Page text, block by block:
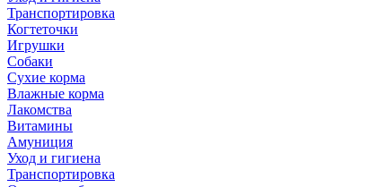
Транспортировка
Когтеточки
Игрушки
Собаки
Сухие корма
Влажные корма
Лакомства
Витамины
Амуниция
Уход и гигиена
Транспортировка